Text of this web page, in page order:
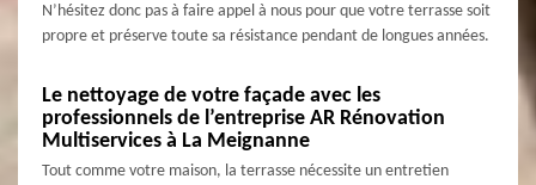
N’hésitez donc pas à faire appel à nous pour que votre terrasse soit
propre et préserve toute sa résistance pendant de longues années.
Le nettoyage de votre façade avec les
professionnels de l’entreprise AR Rénovation
Multiservices à La Meignanne
Tout comme votre maison, la terrasse nécessite un entretien